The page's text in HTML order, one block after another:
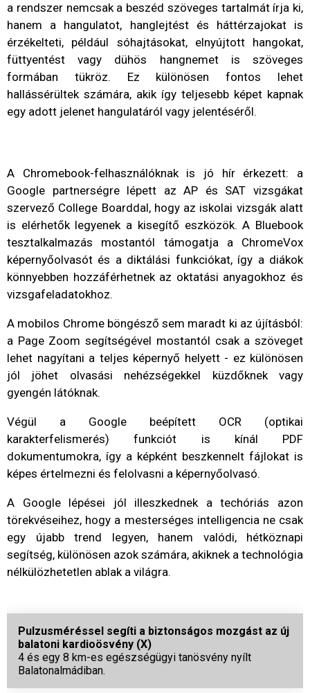
a rendszer nemcsak a beszéd szöveges tartalmát írja ki,
hanem a hangulatot, hanglejtést és háttérzajokat is
érzékelteti, például sóhajtásokat, elnyújtott hangokat,
füttyentést vagy dühös hangnemet is szöveges
formában tükröz. Ez különösen fontos lehet
hallássérültek számára, akik így teljesebb képet kapnak
egy adott jelenet hangulatáról vagy jelentéséről.
A Chromebook-felhasználóknak is jó hír érkezett: a
Google partnerségre lépett az AP és SAT vizsgákat
szervező College Boarddal, hogy az iskolai vizsgák alatt
is elérhetők legyenek a kisegítő eszközök. A Bluebook
tesztalkalmazás mostantól támogatja a ChromeVox
képernyőolvasót és a diktálási funkciókat, így a diákok
könnyebben hozzáférhetnek az oktatási anyagokhoz és
vizsgafeladatokhoz.
A mobilos Chrome böngésző sem maradt ki az újításból:
a Page Zoom segítségével mostantól csak a szöveget
lehet nagyítani a teljes képernyő helyett - ez különösen
jól jöhet olvasási nehézségekkel küzdőknek vagy
gyengén látóknak.
Végül a Google beépített OCR (optikai
karakterfelismerés) funkciót is kínál PDF
dokumentumokra, így a képként beszkennelt fájlokat is
képes értelmezni és felolvasni a képernyőolvasó.
A Google lépései jól illeszkednek a techóriás azon
törekvéseihez, hogy a mesterséges intelligencia ne csak
egy újabb trend legyen, hanem valódi, hétköznapi
segítség, különösen azok számára, akiknek a technológia
nélkülözhetetlen ablak a világra.
Pulzusméréssel segíti a biztonságos mozgást az új
balatoni kardioösvény (X)
4 és egy 8 km-es egészségügyi tanösvény nyílt
Balatonalmádiban.